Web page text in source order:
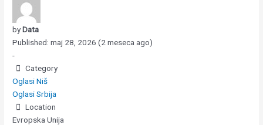
byData
Published: maj 28, 2026 (2 meseca ago)
-
Category
Oglasi Niš
Oglasi Srbija
Location
Evropska Unija